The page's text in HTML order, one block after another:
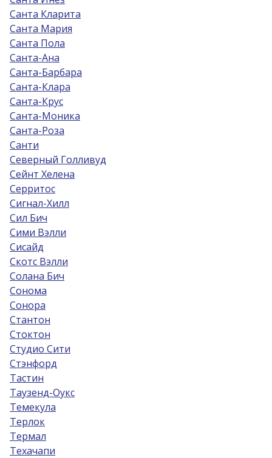
Санта Кларита
Санта Мария
Санта Пола
Санта-Ана
Санта-Барбара
Санта-Клара
Санта-Крус
Санта-Моника
Санта-Роза
Санти
Северный Голливуд
Сейнт Хелена
Серритос
Сигнал-Хилл
Сил Бич
Сими Вэлли
Сисайд
Скотс Вэлли
Солана Бич
Сонома
Сонора
Стантон
Стоктон
Студио Сити
Стэнфорд
Тастин
Таузенд-Оукс
Темекула
Терлок
Термал
Техачапи